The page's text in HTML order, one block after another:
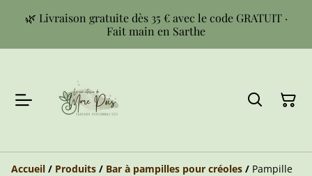
🌿 Livraison gratuite dès 35 € avec le code GRATUIT ·
Fait main en Sarthe
Accueil / Produits / Bar à pampilles pour créoles / Pampille